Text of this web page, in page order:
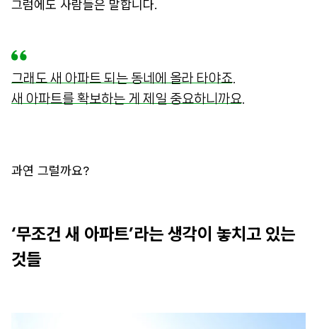
그럼에도 사람들은 말합니다.
그래도 새 아파트 되는 동네에 올라 타야죠.
새 아파트를 확보하는 게 제일 중요하니까요.
과연 그럴까요?
‘무조건 새 아파트’라는 생각이 놓치고 있는
것들